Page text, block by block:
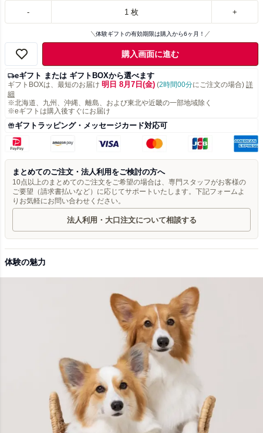
- 1 枚 +
体験ギフトの有効期限は購入から6ヶ月！
購入画面に進む
eギフト または ギフトBOXから選べます
ギフトBOXは、最短のお届け 明日 8月7日(金) (2時間00分にご注文の場合) 詳
細
※北海道、九州、沖縄、離島、および東北や近畿の一部地域除く
※eギフトは購入後すぐにお届け
ギフトラッピング・メッセージカード対応可
まとめてのご注文・法人利用をご検討の方へ
10点以上のまとめてのご注文をご希望の場合は、専門スタッフがお客様の
ご要望（請求書払いなど）に応じてサポートいたします。下記フォームよ
りお気軽にお問い合わせください。
法人利用・大口注文について相談する
体験の魅力